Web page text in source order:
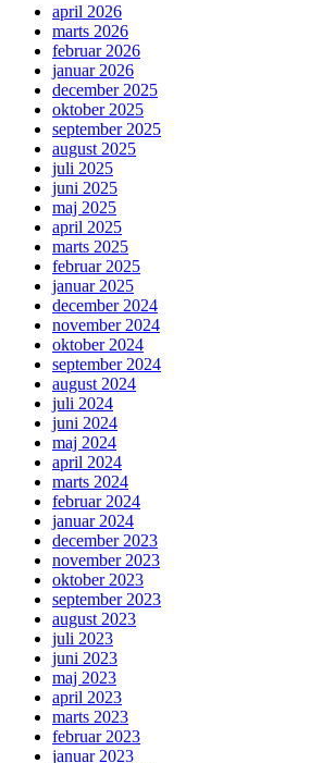
april 2026
marts 2026
februar 2026
januar 2026
december 2025
oktober 2025
september 2025
august 2025
juli 2025
juni 2025
maj 2025
april 2025
marts 2025
februar 2025
januar 2025
december 2024
november 2024
oktober 2024
september 2024
august 2024
juli 2024
juni 2024
maj 2024
april 2024
marts 2024
februar 2024
januar 2024
december 2023
november 2023
oktober 2023
september 2023
august 2023
juli 2023
juni 2023
maj 2023
april 2023
marts 2023
februar 2023
januar 2023